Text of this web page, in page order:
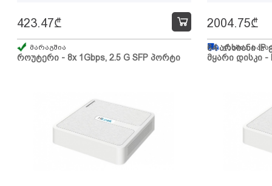
როუტერი - 8x 1Gbps, 2.5 G SFP პორტი
423.47₾
მარაგშია
64 არხიანი IP
მყარი დისკი -
2004.75₾
გზაშია,